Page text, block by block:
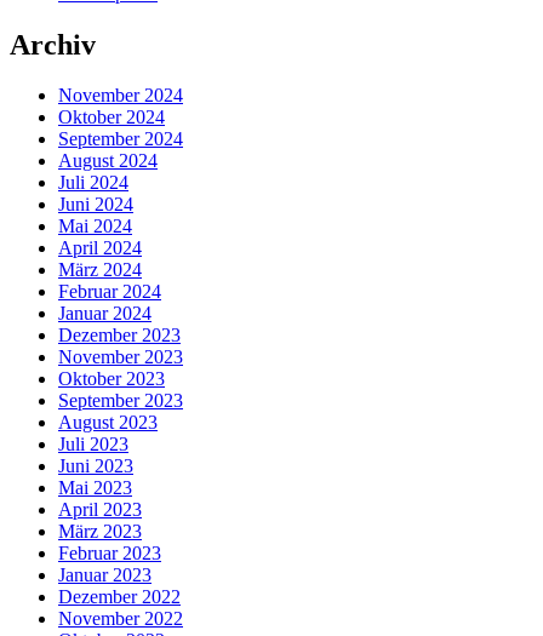
Archiv
November 2024
Oktober 2024
September 2024
August 2024
Juli 2024
Juni 2024
Mai 2024
April 2024
März 2024
Februar 2024
Januar 2024
Dezember 2023
November 2023
Oktober 2023
September 2023
August 2023
Juli 2023
Juni 2023
Mai 2023
April 2023
März 2023
Februar 2023
Januar 2023
Dezember 2022
November 2022